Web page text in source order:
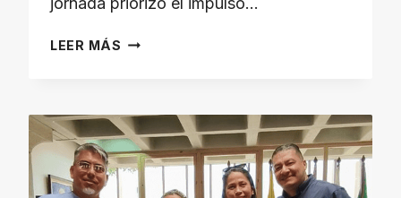
LEER MÁS
CONSOLIDA
ACUERDOS
CON
ADJUDICATARIOS